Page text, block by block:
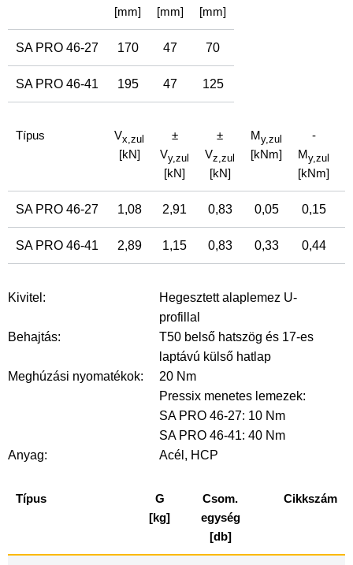
[mm]
[mm]
[mm]
SA PRO 46-27 170 47 70
SA PRO 46-41 195 47 125
Típus Vx,zul
[kN]
±
Vy,zul
[kN]
±
Vz,zul
[kN]
My,zul
[kNm]
-
My,zul
[kNm]
SA PRO 46-27 1,08 2,91 0,83 0,05 0,15
SA PRO 46-41 2,89 1,15 0,83 0,33 0,44
Kivitel:
Hegesztett alaplemez U-
profillal
Behajtás:
T50 belső hatszög és 17-es
laptávú külső hatlap
Meghúzási nyomatékok:
20 Nm
Pressix menetes lemezek:
SA PRO 46-27: 10 Nm
SA PRO 46-41: 40 Nm
Anyag:
Acél, HCP
Típus
G
[kg]
Csom.
egység
[db]
Cikkszám